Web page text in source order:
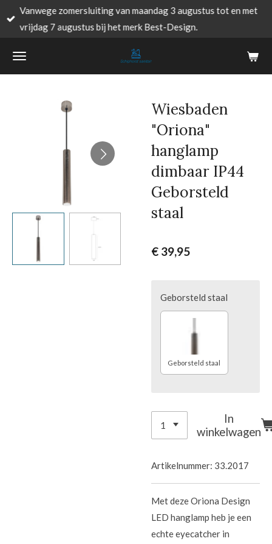
Ga
direct
de
Vanwege zomersluiting van maandag 3 augustus tot en met
vrijdag 7 augustus bij het merk Best-Design.
Wiesbaden
"Oriona"
hanglamp
dimbaar IP44
Geborsteld
staal
€ 39,95
Geborsteld staal
Geborsteld staal
In
winkelwagen
Artikelnummer: 33.2017
Met deze Oriona Design
LED hanglamp heb je een
echte eyecatcher in